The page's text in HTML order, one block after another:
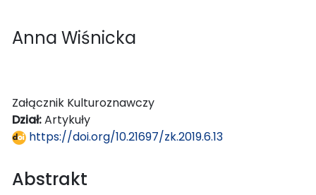
Anna Wiśnicka
Załącznik Kulturoznawczy
Dział:Artykuły
https://doi.org/10.21697/zk.2019.6.13
Abstrakt